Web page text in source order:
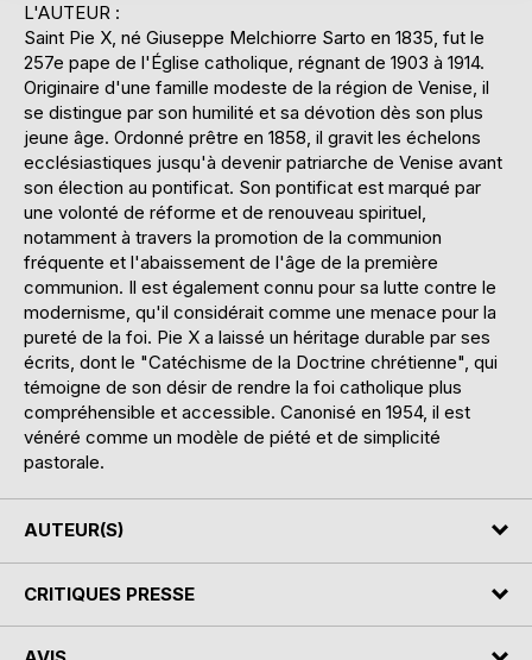
L'AUTEUR :
Saint Pie X, né Giuseppe Melchiorre Sarto en 1835, fut le
257e pape de l'Église catholique, régnant de 1903 à 1914.
Originaire d'une famille modeste de la région de Venise, il
se distingue par son humilité et sa dévotion dès son plus
jeune âge. Ordonné prêtre en 1858, il gravit les échelons
ecclésiastiques jusqu'à devenir patriarche de Venise avant
son élection au pontificat. Son pontificat est marqué par
une volonté de réforme et de renouveau spirituel,
notamment à travers la promotion de la communion
fréquente et l'abaissement de l'âge de la première
communion. Il est également connu pour sa lutte contre le
modernisme, qu'il considérait comme une menace pour la
pureté de la foi. Pie X a laissé un héritage durable par ses
écrits, dont le "Catéchisme de la Doctrine chrétienne", qui
témoigne de son désir de rendre la foi catholique plus
compréhensible et accessible. Canonisé en 1954, il est
vénéré comme un modèle de piété et de simplicité
pastorale.
AUTEUR(S)
CRITIQUES PRESSE